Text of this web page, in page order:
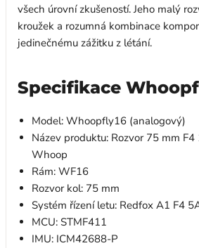
všech úrovní zkušeností. Jeho malý
kroužek a rozumná kombinace
jedinečnému zážitku z létání.
Specifikace
Model: Whoopfly16 (analogový)
Název produktu: Rozvor 75 mm
Whoop
Rám: WF16
Rozvor kol: 75 mm
Systém řízení letu: Redfox A1 F4
MCU: STMF411
IMU: ICM42688-P